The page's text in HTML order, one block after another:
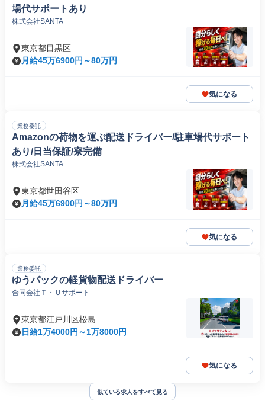
場代サポートあり
株式会社SANTA
東京都目黒区
月給45万6900円～80万円
気になる
業務委託
Amazonの荷物を運ぶ配送ドライバー/駐車場代サポート
あり/日当保証/寮完備
株式会社SANTA
東京都世田谷区
月給45万6900円～80万円
気になる
業務委託
ゆうパックの軽貨物配送ドライバー
合同会社Ｔ・Ｕサポート
東京都江戸川区松島
日給1万4000円～1万8000円
気になる
似ている求人をすべて見る